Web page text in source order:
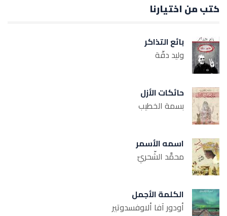
كتب من اختيارنا
بائع التذاكر
وليد دقّة
حائكات الأزل
بسمة الخطيب
اسمه الأسمر
محمَّد الشّحريّ
الكلمة الأجمل
أودور آفا ألاوفسدوتير